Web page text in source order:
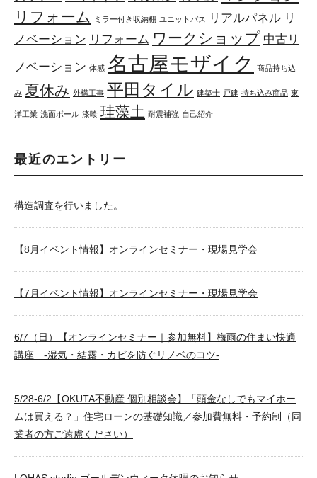
リフォーム
ミラー付き収納棚 ユニットバス リアルパネル リ
ノベーション リフォーム ワークショップ 中古リ
ノベーション 体感 名古屋モザイク 商品持ち込
み 夏休み 外構工事 平田タイル 建築士 戸建 持ち込み商品 東
洋工業 洗面ボール 漆喰 珪藻土 耐震補強 自己紹介
最近のエントリー
構造調査を行いました。
【8月イベント情報】オンラインセミナー・現場見学会
【7月イベント情報】オンラインセミナー・現場見学会
6/7（日）【オンラインセミナー｜参加無料】梅雨の住まい快適
講座 -湿気・結露・カビを防ぐリノベのコツ-
5/28-6/2【OKUTA不動産 個別相談会】「頭金なしでもマイホー
ムは買える？」住宅ローンの基礎知識／参加費無料・予約制（同
業者の方ご遠慮ください）